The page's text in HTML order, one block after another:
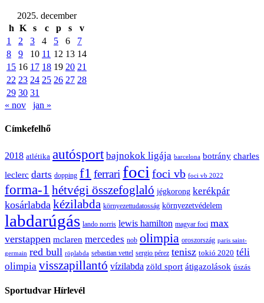
2025. december
h K s c p s
v
1
2 3 4 5 6
7
8
9 10 11 12 13 14
15 16 17 18 19 20 21
22 23 24 25 26 27 28
29 30 31
« nov
jan »
Címkefelhő
2018 atlétika autósport bajnokok ligája barcelona botrány charles
leclerc darts dopping f1 ferrari foci foci vb foci vb 2022
forma-1 hétvégi összefoglaló jégkorong kerékpár
kosárlabda kézilabda környezettudatosság környezetvédelem
labdarúgás lando norris lewis hamilton magyar foci max
verstappen mclaren mercedes nob olimpia oroszország paris saint-
germain red bull röplabda sebastian vettel sergio pérez tenisz tokió 2020 téli
olimpia visszapillantó vízilabda zöld sport átigazolások úszás
Sportudvar Hírlevél